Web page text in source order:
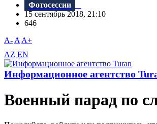
Фотосессии
15 сентябрь 2018, 21:10
646
A- A A+
AZ EN
Информационное агентство
Военный парад по